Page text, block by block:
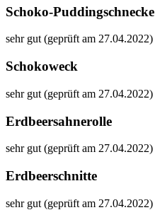
Schoko-Puddingschnecke
sehr gut (geprüft am 27.04.2022)
Schokoweck
sehr gut (geprüft am 27.04.2022)
Erdbeersahnerolle
sehr gut (geprüft am 27.04.2022)
Erdbeerschnitte
sehr gut (geprüft am 27.04.2022)